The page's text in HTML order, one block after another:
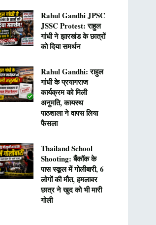
Rahul Gandhi JPSC
JSSC Protest: राहुल
गांधी ने झारखंड के छात्रों
को दिया समर्थन
Rahul Gandhi: राहुल
गांधी के प्रयागराज
कार्यक्रम को मिली
अनुमति, कायस्थ
पाठशाला ने वापस लिया
फैसला
Thailand School
Shooting: बैंकॉक के
पास स्कूल में गोलीबारी, 6
लोगों की मौत, हमलावर
छात्र ने खुद को भी मारी
गोली